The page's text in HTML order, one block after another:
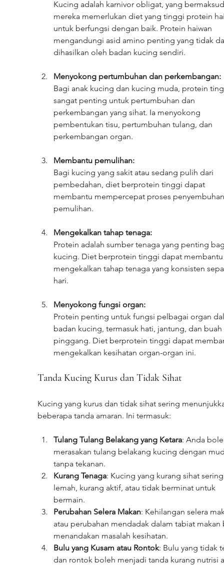
Kucing adalah karnivor obligat, yang
mereka memerlukan diet yang tinggi protein
untuk berfungsi dengan baik. Protein haiwan
mengandungi asid amino penting yang tidak
dihasilkan oleh badan kucing sendiri.
Menyokong pertumbuhan dan perkembangan:
Bagi anak kucing dan kucing muda, protein
sangat penting untuk pertumbuhan dan
perkembangan yang sihat. Ia menyokong
pembentukan tisu, pertumbuhan tulang, dan
perkembangan organ.
Membantu pemulihan:
Bagi kucing yang sakit atau sedang pulih dari
pembedahan, diet berprotein tinggi dapat
membantu mempercepat proses
pemulihan.
Mengekalkan tahap tenaga:
Protein adalah sumber tenaga yang penting
kucing. Diet berprotein tinggi dapat
mengekalkan tahap tenaga yang konsisten
hari.
Menyokong fungsi organ:
Protein penting untuk fungsi pelbagai organ
badan kucing, termasuk hati, jantung, dan buah
pinggang. Diet berprotein tinggi dapat
mengekalkan kesihatan organ-organ ini.
Tanda Kucing Kurus dan Tidak Sihat
Kucing yang kurus dan tidak sihat sering
beberapa tanda amaran. Ini termasuk:
Tulang Tulang Belakang yang Ketara: Anda
merasakan tulang belakang kucing dengan
tanpa tekanan.
Kurang Tenaga: Kucing yang kurang sihat
lemah, kurang aktif, atau tidak berminat untuk
bermain.
Perubahan Selera Makan: Kehilangan selera
atau perubahan mendadak dalam tabiat
menandakan masalah kesihatan.
Bulu yang Kusam atau Rontok: Bulu yang tidak
dan rontok boleh menjadi tanda kurang nutrisi